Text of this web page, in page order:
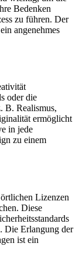
Bedenken
zu führen. Der
angenehmes
oder die
B. Realismus,
ermöglicht
in jede
zu einem
Lizenzen
Diese
Die Erlangung der
ist ein